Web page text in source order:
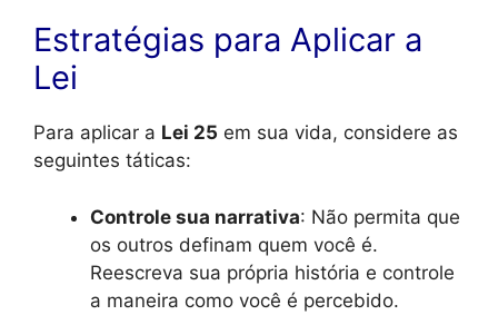
Estratégias para Aplicar a
Lei
Para aplicar a Lei 25 em sua vida, considere as
seguintes táticas:
Controle sua narrativa: Não permita que
os outros definam quem você é.
Reescreva sua própria história e controle
a maneira como você é percebido.